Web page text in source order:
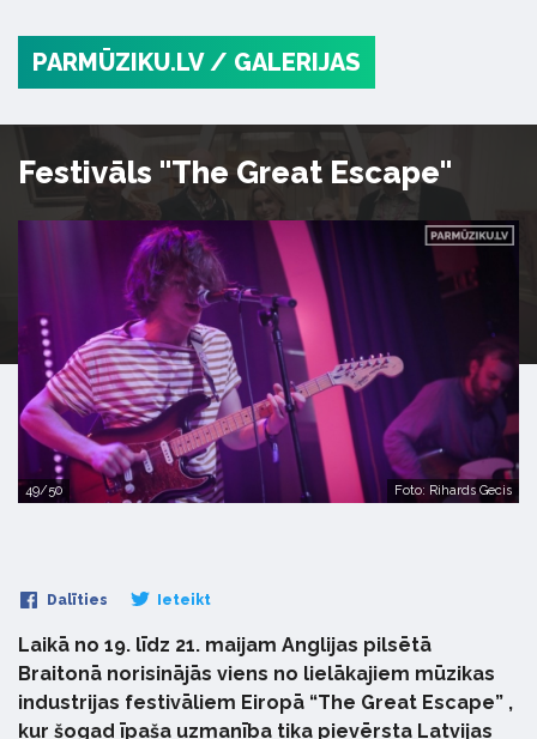
PARMŪZIKU.LV / GALERIJAS
Festivāls "The Great Escape"
49/50 Foto: Rihards Gecis
Dalīties Ieteikt
Laikā no 19. līdz 21. maijam Anglijas pilsētā
Braitonā norisinājās viens no lielākajiem mūzikas
industrijas festivāliem Eiropā “The Great Escape” ,
kur šogad īpaša uzmanība tika pievērsta Latvijas